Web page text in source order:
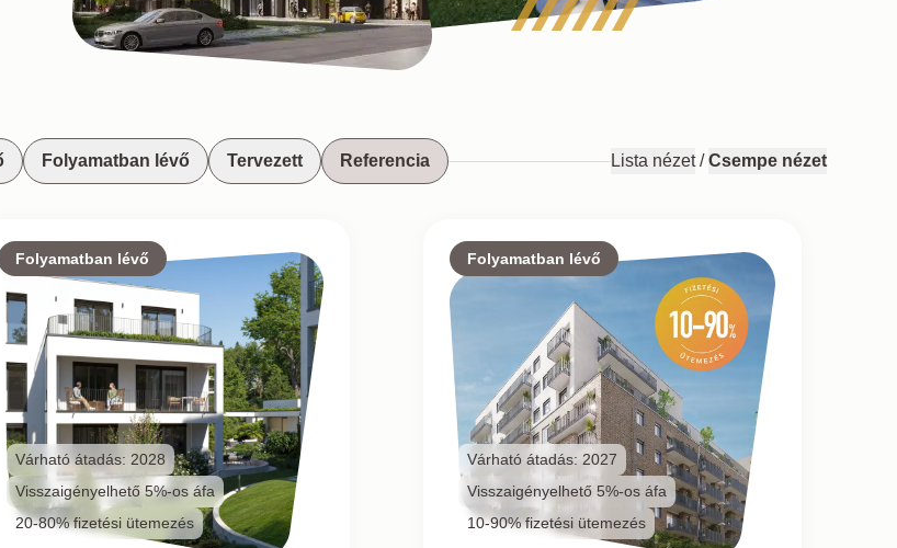
Folyamatban lévő Tervezett Referencia Lista nézet / Csempe nézet
Folyamatban lévő
Várható átadás: 2028
Visszaigényelhető 5%-os áfa
20-80% fizetési ütemezés
Folyamatban lévő
Várható átadás: 2027
Visszaigényelhető 5%-os áfa
10-90% fizetési ütemezés